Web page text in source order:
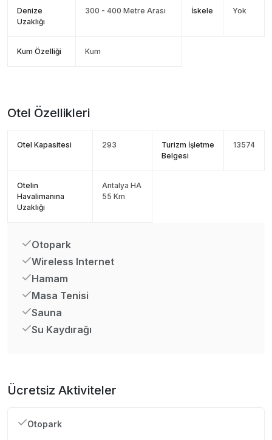
Denize
Uzaklığı
300 - 400 Metre Arası İskele Yok
Kum Özelliği Kum
Otel Özellikleri
Otel Kapasitesi 293
Turizm İşletme
Belgesi
13574
Otelin
Havalimanına
Uzaklığı
Antalya HA
55 Km
Otopark
Wireless Internet
Hamam
Masa Tenisi
Sauna
Su Kaydırağı
Ücretsiz Aktiviteler
Otopark